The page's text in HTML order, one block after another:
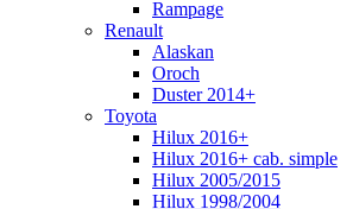
Rampage
Renault
Alaskan
Oroch
Duster 2014+
Toyota
Hilux 2016+
Hilux 2016+ cab. simple
Hilux 2005/2015
Hilux 1998/2004